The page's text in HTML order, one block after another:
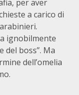
per aver
a carico di
ignobilmente
del boss”. Ma
dell’omelia